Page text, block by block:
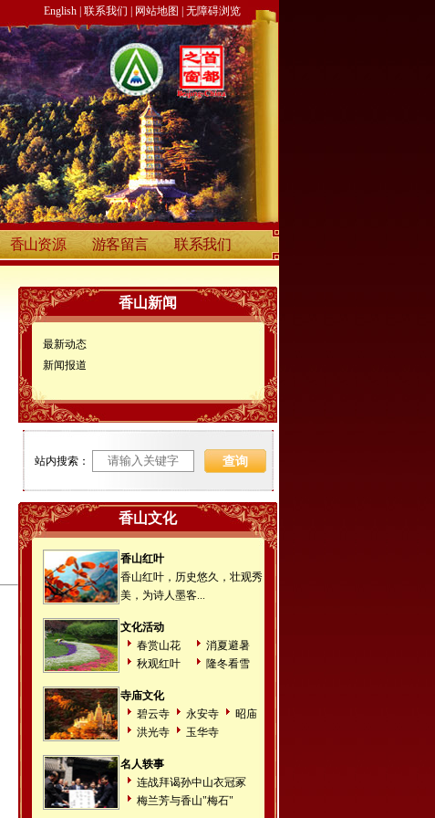
English 联系我们 网站地图 无障碍浏览
香山资源 游客留言 联系我们
香山新闻
最新动态
新闻报道
站内搜索：
香山文化
香山红叶
香山红叶，历史悠久，壮观秀
美，为诗人墨客...
文化活动
春赏山花
消夏避暑
秋观红叶
隆冬看雪
寺庙文化
碧云寺
永安寺
昭庙
洪光寺
玉华寺
名人轶事
连战拜谒孙中山衣冠冢
梅兰芳与香山"梅石"